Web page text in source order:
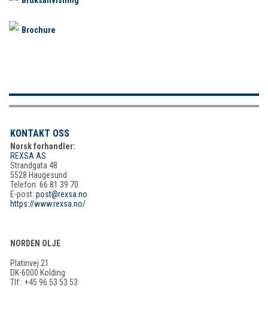
Brochure
KONTAKT OSS
Norsk forhandler:
REXSA AS
Strandgata 48
5528 Haugesund
Telefon: 66 81 39 70
E-post: post@rexsa.no
https://www.rexsa.no/
NORDEN OLJE
Platinvej 21
DK-6000 Kolding
Tlf.: +45 96 53 53 53